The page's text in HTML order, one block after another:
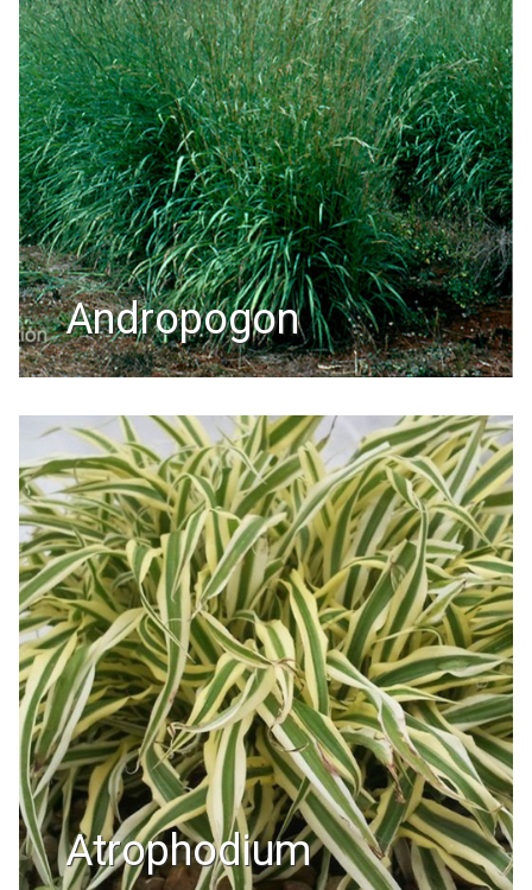
andropogon
atrophodium